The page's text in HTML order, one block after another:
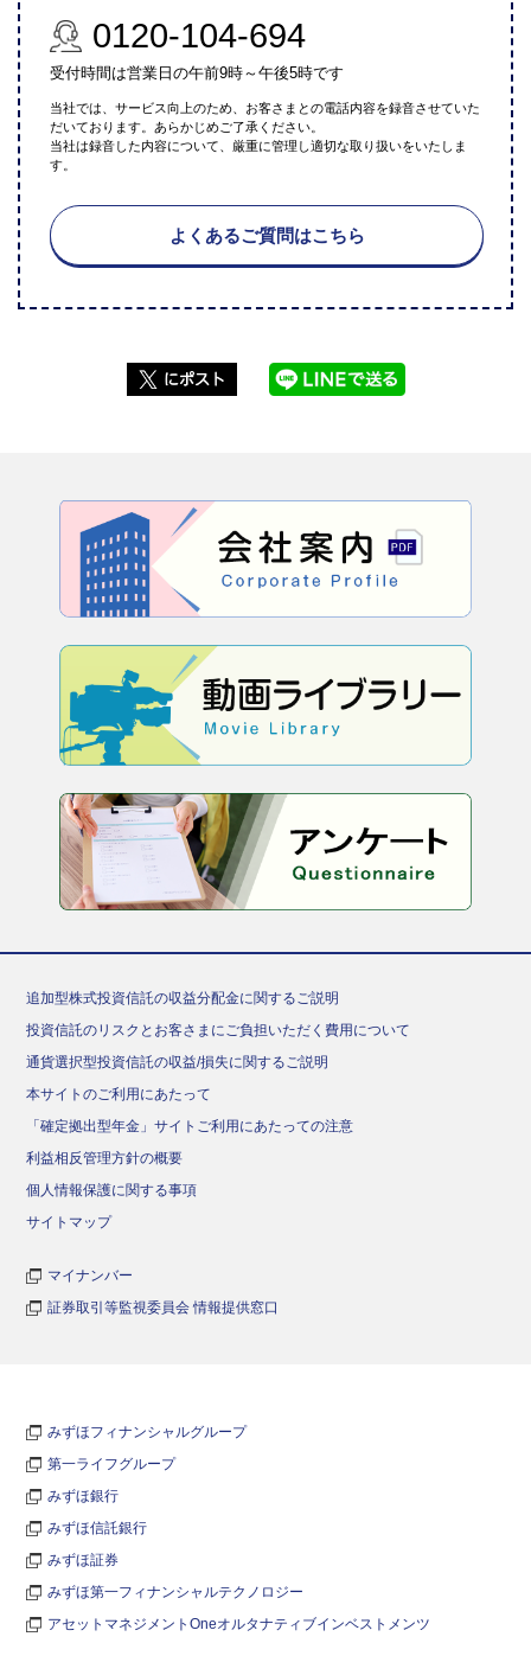
0120-104-694
受付時間は営業日の午前9時～午後5時です
当社では、サービス向上のため、お客さまとの電話内容を録音させていた
だいております。あらかじめご了承ください。
当社は録音した内容について、厳重に管理し適切な取り扱いをいたしま
す。
よくあるご質問はこちら
追加型株式投資信託の収益分配金に関するご説明
投資信託のリスクとお客さまにご負担いただく費用について
通貨選択型投資信託の収益/損失に関するご説明
本サイトのご利用にあたって
「確定拠出型年金」サイトご利用にあたっての注意
利益相反管理方針の概要
個人情報保護に関する事項
サイトマップ
マイナンバー
証券取引等監視委員会 情報提供窓口
みずほフィナンシャルグループ
第一ライフグループ
みずほ銀行
みずほ信託銀行
みずほ証券
みずほ第一フィナンシャルテクノロジー
アセットマネジメントOneオルタナティブインベストメンツ